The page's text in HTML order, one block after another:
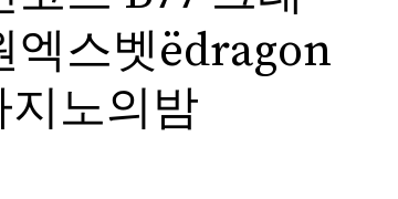
엑스벳ёdragon
노의밤